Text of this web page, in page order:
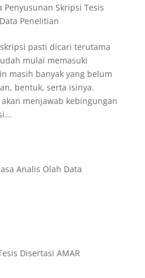
Penyusunan Skripsi Tesis
Penelitian
pasti dicari terutama
mulai memasuki
masih banyak yang belum
bentuk, serta isinya.
menjawab kebingungan
Analis Olah Data
Disertasi AMAR